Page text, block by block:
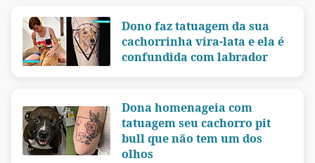
Dono faz tatuagem da sua
cachorrinha vira-lata e ela é
confundida com labrador
Dona homenageia com
tatuagem seu cachorro pit
bull que não tem um dos
olhos